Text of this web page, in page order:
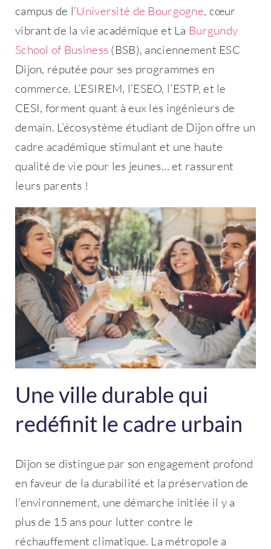
campus de l’Université de Bourgogne, cœur
vibrant de la vie académique et La Burgundy
School of Business (BSB), anciennement ESC
Dijon, réputée pour ses programmes en
commerce. L’ESIREM, l’ESEO, l’ESTP, et le
CESI, forment quant à eux les ingénieurs de
demain. L’écosystème étudiant de Dijon offre un
cadre académique stimulant et une haute
qualité de vie pour les jeunes… et rassurent
leurs parents !
Une ville durable qui
redéfinit le cadre urbain
Dijon se distingue par son engagement profond
en faveur de la durabilité et la préservation de
l’environnement, une démarche initiée il y a
plus de 15 ans pour lutter contre le
réchauffement climatique. La métropole a